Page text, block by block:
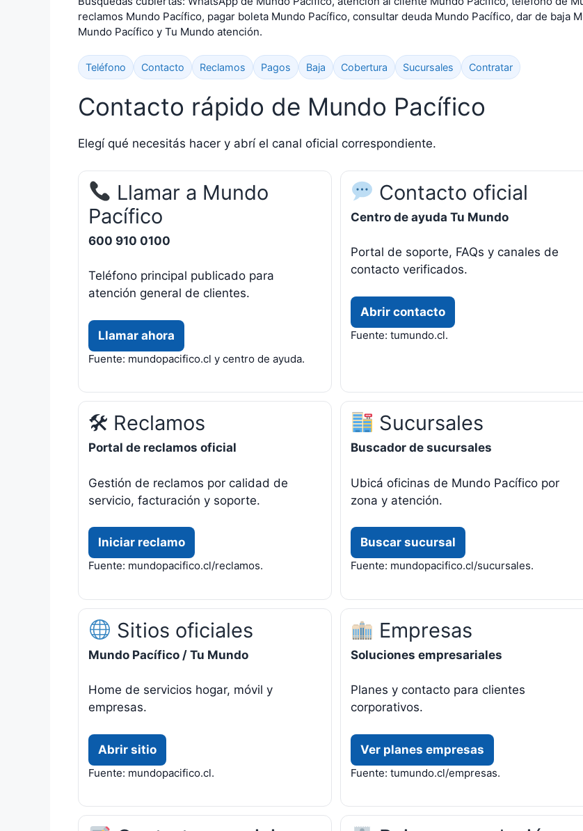
reclamos Mundo Pacífico, pagar boleta Mundo Pacífico, consultar deuda Mundo Pacífico, dar de baja
Mundo Pacífico y Tu Mundo atención.
Teléfono Contacto Reclamos Pagos Baja Cobertura Sucursales Contratar
Contacto rápido de Mundo Pacífico
Elegí qué necesitás hacer y abrí el canal oficial correspondiente.
Llamar a Mundo
Pacífico
600 910 0100
Teléfono principal publicado para
atención general de clientes.
Llamar ahora
Fuente: mundopacifico.cl y centro de ayuda.
Contacto oficial
Centro de ayuda Tu Mundo
Portal de soporte, FAQs y canales de
contacto verificados.
Abrir contacto
Fuente: tumundo.cl.
🛠 Reclamos
Portal de reclamos oficial
Gestión de reclamos por calidad de
servicio, facturación y soporte.
Iniciar reclamo
Fuente: mundopacifico.cl/reclamos.
Sucursales
Buscador de sucursales
Ubicá oficinas de Mundo Pacífico por
zona y atención.
Buscar sucursal
Fuente: mundopacifico.cl/sucursales.
Sitios oficiales
Mundo Pacífico / Tu Mundo
Home de servicios hogar, móvil y
empresas.
Abrir sitio
Fuente: mundopacifico.cl.
Empresas
Soluciones empresariales
Planes y contacto para clientes
corporativos.
Ver planes empresas
Fuente: tumundo.cl/empresas.